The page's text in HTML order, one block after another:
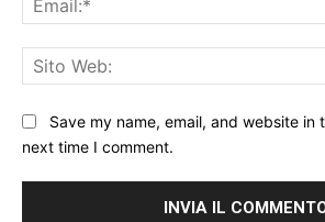
Save my name, email, and website in
next time I comment.